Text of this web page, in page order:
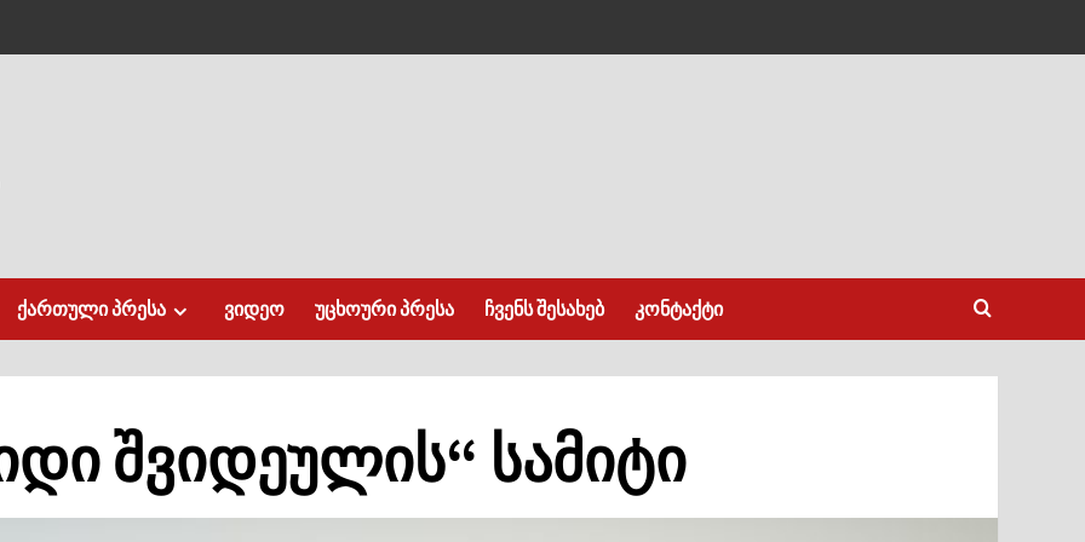
ქართული პრესა ვიდეო უცხოური პრესა ჩვენს შესახებ კონტაქტი
შვიდეულის“ სამიტი